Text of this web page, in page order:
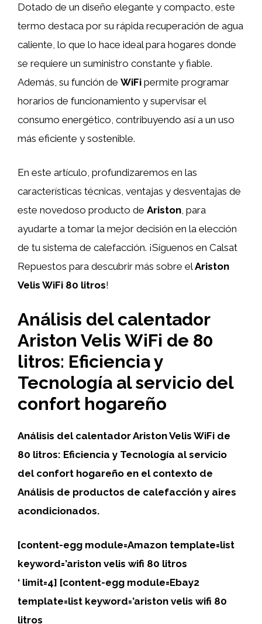
Dotado de un diseño elegante y compacto, este
termo destaca por su rápida recuperación de agua
caliente, lo que lo hace ideal para hogares donde
se requiere un suministro constante y fiable.
Además, su función de WiFi permite programar
horarios de funcionamiento y supervisar el
consumo energético, contribuyendo así a un uso
más eficiente y sostenible.
En este artículo, profundizaremos en las
características técnicas, ventajas y desventajas de
este novedoso producto de Ariston , para
ayudarte a tomar la mejor decisión en la elección
de tu sistema de calefacción. ¡Síguenos en Calsat
Repuestos para descubrir más sobre elAriston
Velis WiFi 80 litros!
Análisis del calentador
Ariston Velis WiFi de 80
litros: Eficiencia y
Tecnología al servicio del
confort hogareño
Análisis del calentadorAriston Velis WiFi de
80 litros: Eficiencia y Tecnología al servicio
del confort hogareño en el contexto de
Análisis de productos de calefacción y aires
acondicionados.
[content-egg module=Amazon template=list
keyword=’ariston velis wifi 80 litros
‘ limit=4] [content-egg module=Ebay2
template=list keyword=’ariston velis wifi 80
litros